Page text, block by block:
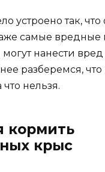
устроено так,
самые вредные
могут нанести
разберемся,
нельзя.
кормить
крыс